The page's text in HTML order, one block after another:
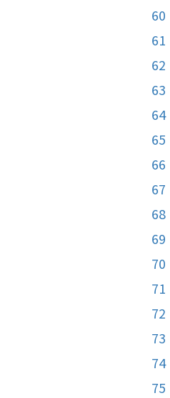
60
61
62
63
64
65
66
67
68
69
70
71
72
73
74
75